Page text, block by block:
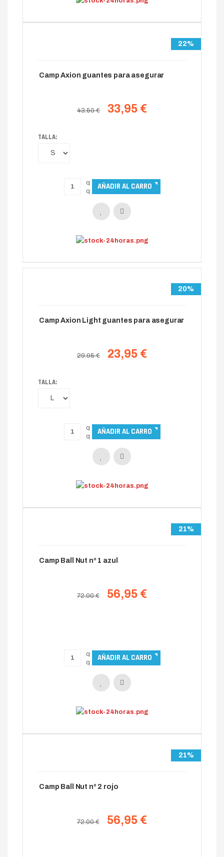
22%
Camp Axion guantes para asegurar
43.50 € 33,95 €
TALLA:
20%
Camp Axion Light guantes para asegurar
29.95 € 23,95 €
TALLA:
21%
Camp Ball Nut nº 1 azul
72.00 € 56,95 €
21%
Camp Ball Nut nº 2 rojo
72.00 € 56,95 €